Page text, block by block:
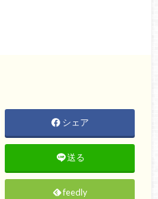
シェア
送る
feedly